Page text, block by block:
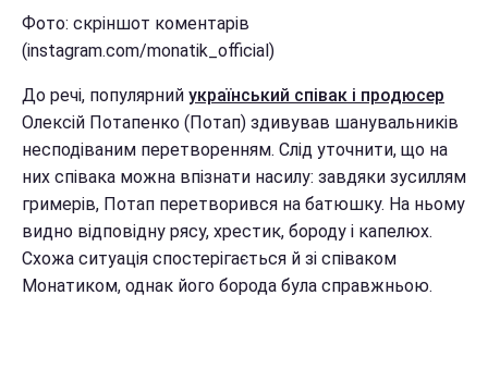
Фото: скріншот коментарів
(instagram.com/monatik_official)
До речі, популярний український співак і продюсер
Олексій Потапенко (Потап) здивував шанувальників
несподіваним перетворенням. Слід уточнити, що на
них співака можна впізнати насилу: завдяки зусиллям
гримерів, Потап перетворився на батюшку. На ньому
видно відповідну рясу, хрестик, бороду і капелюх.
Схожа ситуація спостерігається й зі співаком
Монатиком, однак його борода була справжньою.